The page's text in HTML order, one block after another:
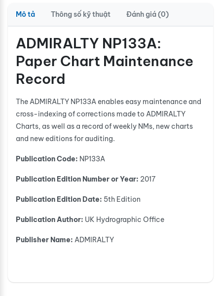
Mô tả Thông số kỹ thuật Đánh giá (0)
ADMIRALTY NP133A:
Paper Chart Maintenance
Record
The ADMIRALTY NP133A enables easy maintenance and
cross-indexing of corrections made to ADMIRALTY
Charts, as well as a record of weekly NMs, new charts
and new editi​ons for auditing.
Publication Code: NP133A
Publication Edition Number or Year: 2017
Publication Edition Date: 5th Edition
Publication Author: UK Hydrographic Office
Publisher Name: ADMIRALTY